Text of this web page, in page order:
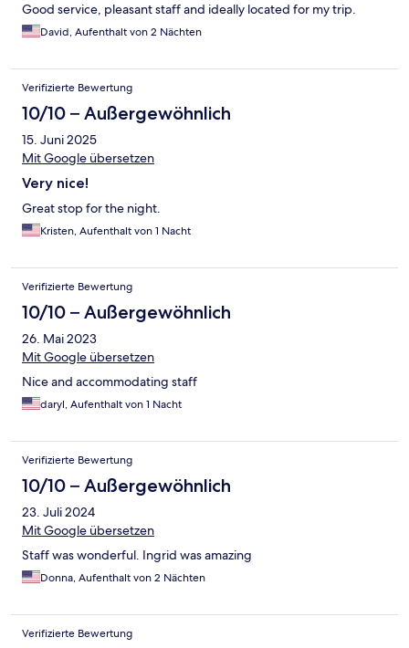
Good service, pleasant staff and ideally located for my trip.
David, Aufenthalt von 2 Nächten
Verifizierte Bewertung
10/10 – Außergewöhnlich
15. Juni 2025
Mit Google übersetzen
Very nice!
Great stop for the night.
Kristen, Aufenthalt von 1 Nacht
Verifizierte Bewertung
10/10 – Außergewöhnlich
26. Mai 2023
Mit Google übersetzen
Nice and accommodating staff
daryl, Aufenthalt von 1 Nacht
Verifizierte Bewertung
10/10 – Außergewöhnlich
23. Juli 2024
Mit Google übersetzen
Staff was wonderful. Ingrid was amazing
Donna, Aufenthalt von 2 Nächten
Verifizierte Bewertung